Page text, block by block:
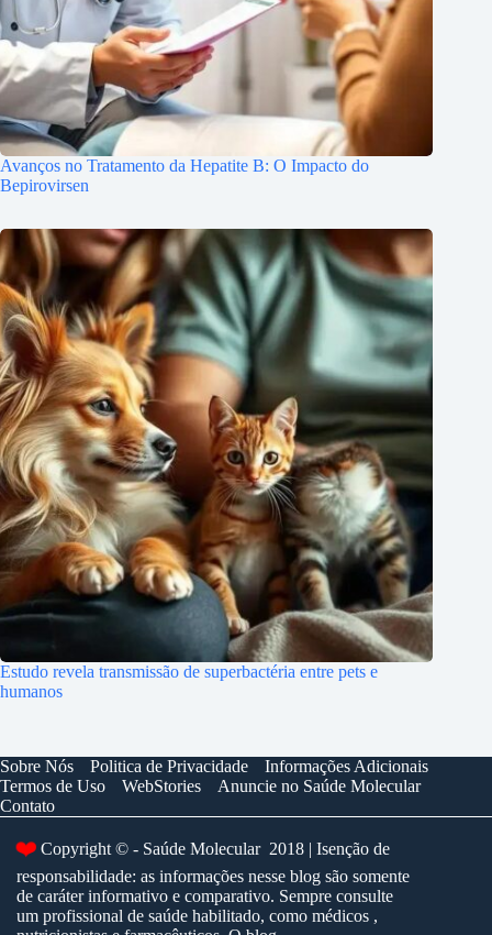
Avanços no Tratamento da Hepatite B: O Impacto do
Bepirovirsen
Estudo revela transmissão de superbactéria entre pets e
humanos
Sobre Nós Politica de Privacidade
Informações Adicionais
Termos de Uso
WebStories
Anuncie no Saúde Molecular
Contato
❤️ Copyright © - Saúde Molecular 2018 | Isenção de
responsabilidade: as informações nesse blog são somente
de caráter informativo e comparativo. Sempre consulte
um profissional de saúde habilitado, como médicos ,